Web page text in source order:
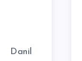
Danil